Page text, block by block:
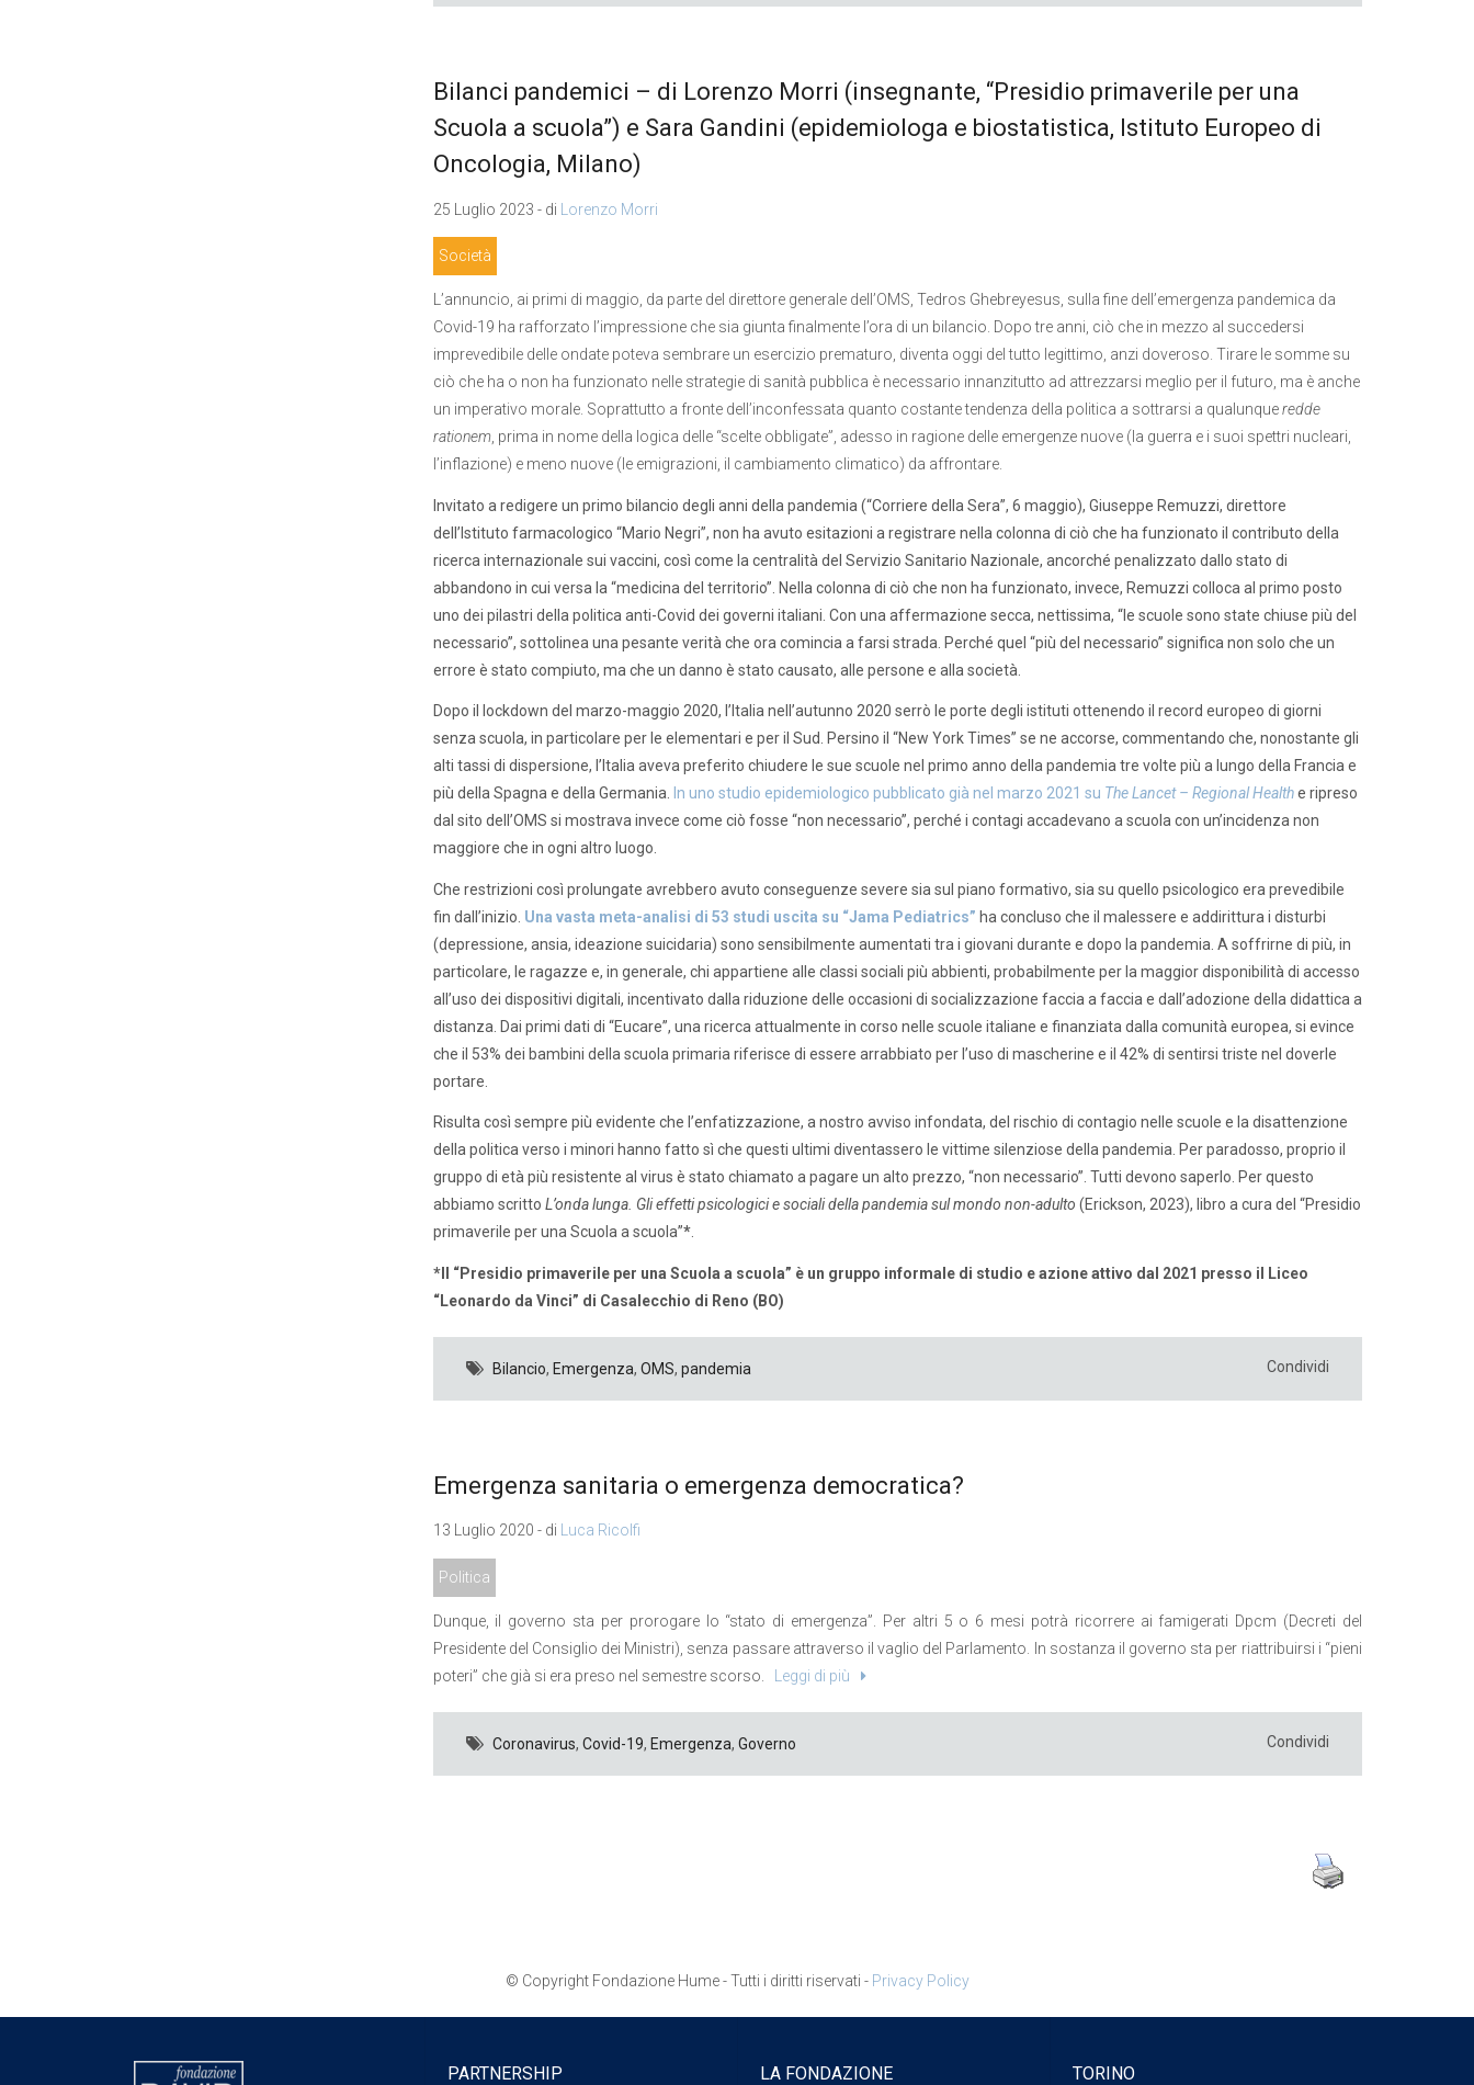
Bilanci pandemici – di Lorenzo Morri (insegnante, “Presidio primaverile per una
Scuola a scuola”) e Sara Gandini (epidemiologa e biostatistica, Istituto Europeo di
Oncologia, Milano)
25 Luglio 2023 - di Lorenzo Morri
Società
L’annuncio, ai primi di maggio, da parte del direttore generale dell’OMS, Tedros Ghebreyesus, sulla fine dell’emergenza pandemica da
Covid-19 ha rafforzato l’impressione che sia giunta finalmente l’ora di un bilancio. Dopo tre anni, ciò che in mezzo al succedersi
imprevedibile delle ondate poteva sembrare un esercizio prematuro, diventa oggi del tutto legittimo, anzi doveroso. Tirare le somme su
ciò che ha o non ha funzionato nelle strategie di sanità pubblica è necessario innanzitutto ad attrezzarsi meglio per il futuro, ma è anche
un imperativo morale. Soprattutto a fronte dell’inconfessata quanto costante tendenza della politica a sottrarsi a qualunqueredde
rationem, prima in nome della logica delle “scelte obbligate”, adesso in ragione delle emergenze nuove (la guerra e i suoi spettri nucleari,
l’inflazione) e meno nuove (le emigrazioni, il cambiamento climatico) da affrontare.
Invitato a redigere un primo bilancio degli anni della pandemia (“Corriere della Sera”, 6 maggio), Giuseppe Remuzzi, direttore
dell’Istituto farmacologico “Mario Negri”, non ha avuto esitazioni a registrare nella colonna di ciò che ha funzionato il contributo della
ricerca internazionale sui vaccini, così come la centralità del Servizio Sanitario Nazionale, ancorché penalizzato dallo stato di
abbandono in cui versa la “medicina del territorio”. Nella colonna di ciò che non ha funzionato, invece, Remuzzi colloca al primo posto
uno dei pilastri della politica anti-Covid dei governi italiani. Con una affermazione secca, nettissima, “le scuole sono state chiuse più del
necessario”, sottolinea una pesante verità che ora comincia a farsi strada. Perché quel “più del necessario” significa non solo che un
errore è stato compiuto, ma che un danno è stato causato, alle persone e alla società.
Dopo il lockdown del marzo-maggio 2020, l’Italia nell’autunno 2020 serrò le porte degli istituti ottenendo il record europeo di giorni
senza scuola, in particolare per le elementari e per il Sud. Persino il “New York Times” se ne accorse, commentando che, nonostante gli
alti tassi di dispersione, l’Italia aveva preferito chiudere le sue scuole nel primo anno della pandemia tre volte più a lungo della Francia e
più della Spagna e della Germania.
In uno studio epidemiologico pubblicato già nel marzo 2021 su The Lancet – Regional Healthe ripreso
dal sito dell’OMS si mostrava invece come ciò fosse “non necessario”, perché i contagi accadevano a scuola con un’incidenza non
maggiore che in ogni altro luogo.
Che restrizioni così prolungate avrebbero avuto conseguenze severe sia sul piano formativo, sia su quello psicologico era prevedibile
fin dall’inizio. Una vasta meta-analisi di 53 studi uscita su “Jama Pediatrics” ha concluso che il malessere e addirittura i disturbi
(depressione, ansia, ideazione suicidaria) sono sensibilmente aumentati tra i giovani durante e dopo la pandemia. A soffrirne di più, in
particolare, le ragazze e, in generale, chi appartiene alle classi sociali più abbienti, probabilmente per la maggior disponibilità di accesso
all’uso dei dispositivi digitali, incentivato dalla riduzione delle occasioni di socializzazione faccia a faccia e dall’adozione della didattica a
distanza. Dai primi dati di “Eucare”, una ricerca attualmente in corso nelle scuole italiane e finanziata dalla comunità europea, si evince
che il 53% dei bambini della scuola primaria riferisce di essere arrabbiato per l’uso di mascherine e il 42% di sentirsi triste nel doverle
portare.
Risulta così sempre più evidente che l’enfatizzazione, a nostro avviso infondata, del rischio di contagio nelle scuole e la disattenzione
della politica verso i minori hanno fatto sì che questi ultimi diventassero le vittime silenziose della pandemia. Per paradosso, proprio il
gruppo di età più resistente al virus è stato chiamato a pagare un alto prezzo, “non necessario”. Tutti devono saperlo. Per questo
abbiamo scritto L’onda lunga. Gli effetti psicologici e sociali della pandemia sul mondo non-adulto (Erickson, 2023), libro a cura del “Presidio
primaverile per una Scuola a scuola”*.
*Il “Presidio primaverile per una Scuola a scuola” è un gruppo informale di studio e azione attivo dal 2021 presso il Liceo
“Leonardo da Vinci” di Casalecchio di Reno (BO)
Bilancio, Emergenza, OMS, pandemia Condividi
Emergenza sanitaria o emergenza democratica?
13 Luglio 2020 - di Luca Ricolfi
Politica
Dunque, il governo sta per prorogare lo “stato di emergenza”. Per altri 5 o 6 mesi potrà ricorrere ai famigerati Dpcm (Decreti del
Presidente del Consiglio dei Ministri), senza passare attraverso il vaglio del Parlamento. In sostanza il governo sta per riattribuirsi i “pieni
poteri” che già si era preso nel semestre scorso.
Leggi di più
Coronavirus, Covid-19, Emergenza, Governo Condividi
© Copyright Fondazione Hume - Tutti i diritti riservati - Privacy Policy
PARTNERSHIP LA FONDAZIONE TORINO